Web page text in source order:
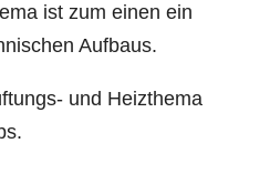
ist zum einen ein
Aufbaus.
und Heizthema